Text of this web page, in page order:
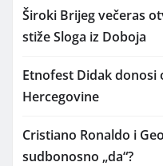
Široki Brijeg večeras
stiže Sloga iz Doboja
Etnofest Didak donosi
Hercegovine
Cristiano Ronaldo i
sudbonosno „da“?